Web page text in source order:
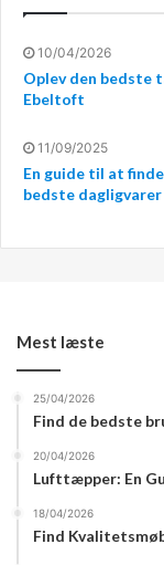
Mad og
Mad og drikke er
begivenheden
der skal være en
måske en
arrangementet.
Underholdning
receptionen
til en DJ eller
comedy eller et
10/04/2026
Oplev den bedste
Ebeltoft
11/09/2025
En guide til at
bedste
Mest læste
25/04/2026
Find de bedste
20/04/2026
Lufttæpper: En
18/04/2026
Find